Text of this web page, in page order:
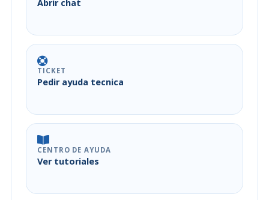
Abrir chat
TICKET
Pedir ayuda tecnica
CENTRO DE AYUDA
Ver tutoriales